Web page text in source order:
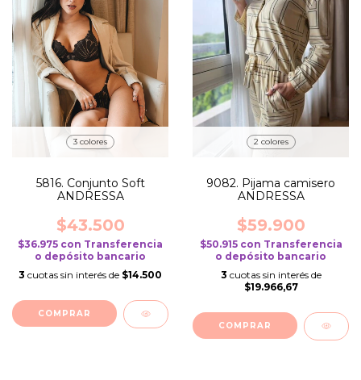
3 colores
5816. Conjunto Soft
ANDRESSA
$43.500
$36.975 con Transferencia
o depósito bancario
3 cuotas sin interés de $14.500
COMPRAR
2 colores
9082. Pijama camisero
ANDRESSA
$59.900
$50.915 con Transferencia
o depósito bancario
3 cuotas sin interés de
$19.966,67
COMPRAR